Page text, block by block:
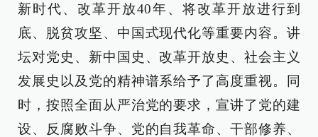
新时代、改革开放40年、将改革开放进行到
底、脱贫攻坚、中国式现代化等重要内容。讲
坛对党史、新中国史、改革开放史、社会主义
发展史以及党的精神谱系给予了高度重视。同
时，按照全面从严治党的要求，宣讲了党的建
设、反腐败斗争、党的自我革命、干部修养、